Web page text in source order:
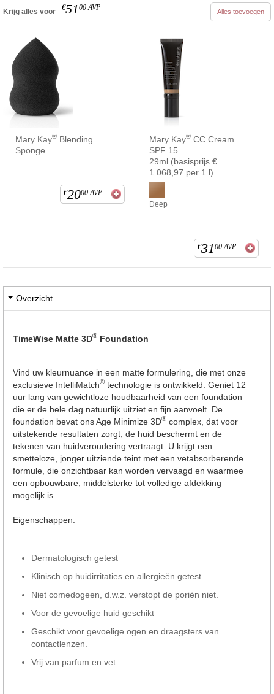
Krijg alles voor €51 00 AVP Alles toevoegen
Mary Kay® Blending
Sponge
€2000 AVP
Mary Kay® CC Cream
SPF 15
29ml (basisprijs €
1.068,97 per 1 l)
Deep
€31 00 AVP
Overzicht
TimeWise Matte 3D® Foundation
Vind uw kleurnuance in een matte formulering, die met onze
exclusieve IntelliMatch® technologie is ontwikkeld. Geniet 12
uur lang van gewichtloze houdbaarheid van een foundation
die er de hele dag natuurlijk uitziet en fijn aanvoelt. De
foundation bevat ons Age Minimize 3D® complex, dat voor
uitstekende resultaten zorgt, de huid beschermt en de
tekenen van huidveroudering vertraagt. U krijgt een
smetteloze, jonger uitziende teint met een vetabsorberende
formule, die onzichtbaar kan worden vervaagd en waarmee
een opbouwbare, middelsterke tot volledige afdekking
mogelijk is.
Eigenschappen:
Dermatologisch getest
Klinisch op huidirritaties en allergieën getest
Niet comedogeen, d.w.z. verstopt de poriën niet.
Voor de gevoelige huid geschikt
Geschikt voor gevoelige ogen en draagsters van
contactlenzen.
Vrij van parfum en vet